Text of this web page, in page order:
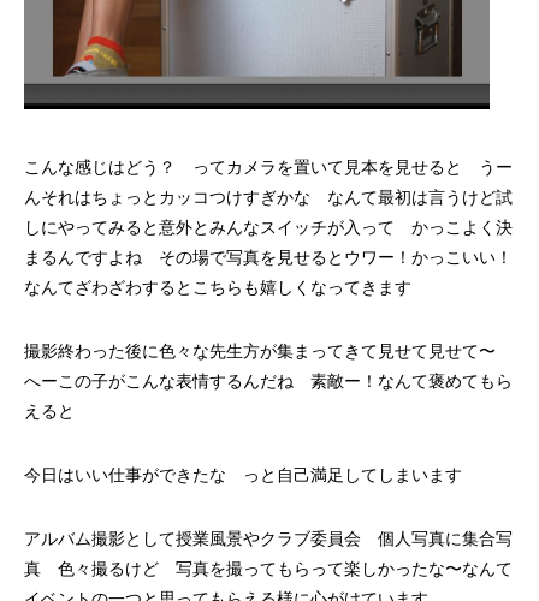
こんな感じはどう？ ってカメラを置いて見本を見せると うー
んそれはちょっとカッコつけすぎかな なんて最初は言うけど試
しにやってみると意外とみんなスイッチが入って かっこよく決
まるんですよね その場で写真を見せるとウワー！かっこいい！
なんてざわざわするとこちらも嬉しくなってきます
撮影終わった後に色々な先生方が集まってきて見せて見せて〜
へーこの子がこんな表情するんだね 素敵ー！なんて褒めてもら
えると
今日はいい仕事ができたな っと自己満足してしまいます
アルバム撮影として授業風景やクラブ委員会 個人写真に集合写
真 色々撮るけど 写真を撮ってもらって楽しかったな〜なんて